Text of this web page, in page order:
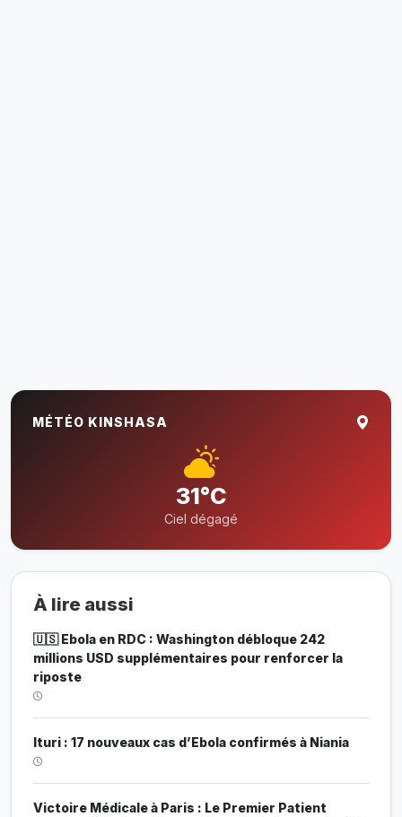
MÉTÉO KINSHASA
31°C
Ciel dégagé
À lire aussi
🇺🇸 Ebola en RDC : Washington débloque 242
millions USD supplémentaires pour renforcer la
riposte
Ituri : 17 nouveaux cas d’Ebola confirmés à Niania
Victoire Médicale à Paris : Le Premier Patient